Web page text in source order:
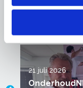
21 juli 2026